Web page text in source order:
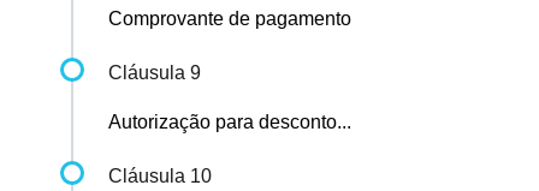
Comprovante de pagamento
Cláusula 9
Autorização para desconto...
Cláusula 10